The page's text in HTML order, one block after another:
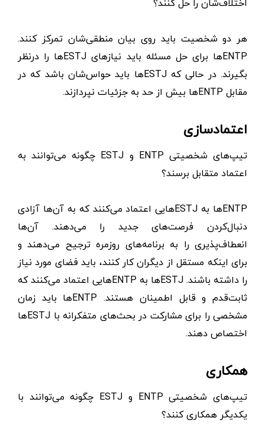
هر دو شخصیت باید روی بیان منطقی‌شان تمرکز کنند.
ENTPها برای حل مسئله باید نیازهای ESTJها را درنظر
بگیرند. در حالی که ESTJها باید حواس‌شان باشد که در
مقابل ENTPها بیش از حد به جزئیات نپردازند.
اعتمادسازی
تیپ‌های شخصیتی ENTP و ESTJ چگونه می‌توانند به
اعتماد متقابل برسند؟
ENTPها به ESTJهایی اعتماد می‌کنند که به آن‌ها آزادی
دنبال‌کردن فرصت‌های جدید را می‌دهند. آن‌ها
انعطاف‌پذیری را به برنامه‌های روزمره ترجیح می‌دهند و
برای اینکه مستقل از دیگران کار کنند، باید فضای مورد نیاز
را داشته باشند. ESTJها به ENTPهایی اعتماد می‌کنند که
ثابت‌قدم و قابل اطمینان هستند. ENTPها باید زمان
مشخصی را برای مشارکت در بحث‌های متفکرانه با ESTJها
اختصاص دهند.
همکاری
تیپ‌های شخصیتی ENTP و ESTJ چگونه می‌توانند با
یکدیگر همکاری کنند؟